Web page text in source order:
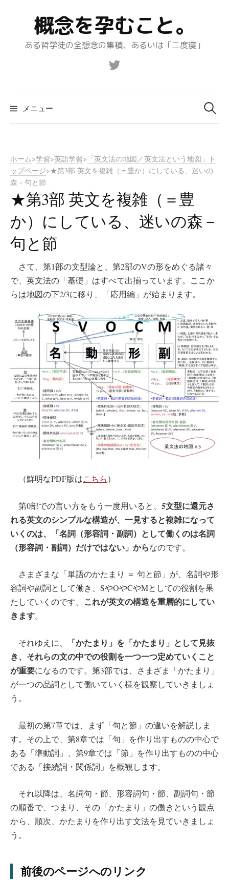
キ
概念を孕むこと。
ある哲学徒の全想念の集積、あるいは「二度寝」
メニュー 検
ホーム>学習>英語学習> 「英文法の地図／英文法という地図」ト
ップページ>★第3部 英文を複雑（＝豊か）にしている、迷いの
森－句と節
★第3部 英文を複雑（＝豊
か）にしている、迷いの森－
句と節
さて、第1部の文型論と、第2部のVの形をめぐる諸々
で、英文法の「基礎」はすべて出揃っています。ここか
らは地図の下2/3に移り、「応用編」が始まります。
（鮮明なPDF版はこちら）
第0部での言い方をもう一度用いると、 5文型に還元さ
れる英文のシンプルな構造が、一見すると複雑になって
いくのは、「名詞（形容詞・副詞）として働くのは名詞
（形容詞・副詞）だけではない」からなのです。
さまざまな「単語のかたまり ＝ 句と節」が、名詞や形
容詞や副詞として働き、SやOやCやMとしての役割を果
たしていくのです。 これが英文の構造を重層的にしてい
きます。
それゆえに、
「かたまり」を「かたまり」として見抜
き、それらの文の中での役割を一つ一つ定めていくこと
が重要になるのです。第3部では、さまざま「かたまり」
が一つの品詞として働いていく様を観察していきましょ
う。
最初の第7章では、まず「句と節」の違いを解説しま
す。その上で、第8章では「句」を作り出すものの中心で
ある「準動詞」、第9章では「節」を作り出すものの中心
である「接続詞・関係詞」を概観します。
それ以降は、名詞句・節、形容詞句・節、副詞句・節
の順番で、つまり、その「かたまり」の働きという観点
から、順次、かたまりを作り出す文法を見ていきましょ
う。
前後のページへのリンク